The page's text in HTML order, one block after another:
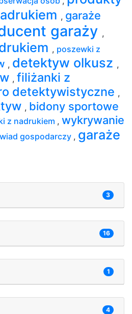
, garaże
garaży ,
, poszewki z
, detektyw olkusz ,
, filiżanki z
detektywistyczne ,
, bidony sportowe
z nadrukiem , wykrywanie
gospodarczy , garaże
3
16
1
4